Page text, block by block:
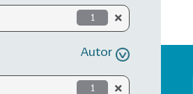
1
Autor
1